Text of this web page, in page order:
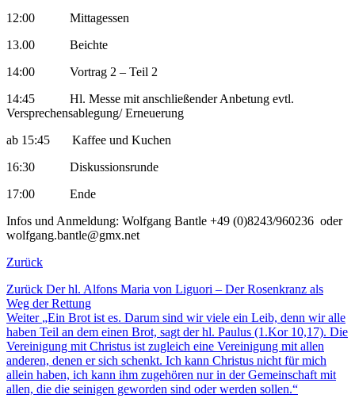
12:00 Mittagessen
13.00 Beichte
14:00 Vortrag 2 – Teil 2
14:45 Hl. Messe mit anschließender Anbetung evtl.
Versprechensablegung/ Erneuerung
ab 15:45 Kaffee und Kuchen
16:30 Diskussionsrunde
17:00 Ende
Infos und Anmeldung: Wolfgang Bantle +49 (0)8243/960236 oder
wolfgang.bantle@gmx.net
Zurück
Beitragsnavigation
Zurück Vorheriger
Beitrag:
Der hl. Alfons Maria von Liguori – Der Rosenkranz als
Weg der Rettung
Weiter
Nächster
Beitrag:
„Ein Brot ist es. Darum sind wir viele ein Leib, denn wir alle
haben Teil an dem einen Brot, sagt der hl. Paulus (1.Kor 10,17). Die
Vereinigung mit Christus ist zugleich eine Vereinigung mit allen
anderen, denen er sich schenkt. Ich kann Christus nicht für mich
allein haben, ich kann ihm zugehören nur in der Gemeinschaft mit
allen, die die seinigen geworden sind oder werden sollen.“